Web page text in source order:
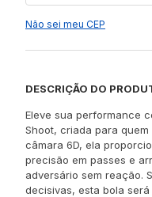
Não sei meu CEP
DESCRIÇÃO DO
Eleve sua performance
Shoot, criada para
câmara 6D, ela
precisão em passes e
adversário sem reação.
decisivas, esta bola